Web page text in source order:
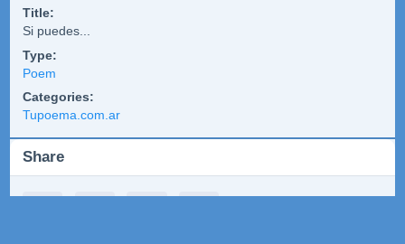
Title:
Si puedes...
Type:
Poem
Categories:
Tupoema.com.ar
Share